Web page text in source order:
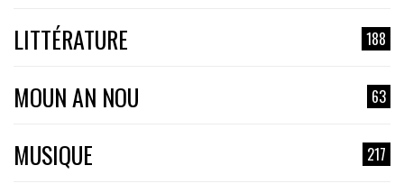
LITTÉRATURE 188
MOUN AN NOU 63
MUSIQUE 217